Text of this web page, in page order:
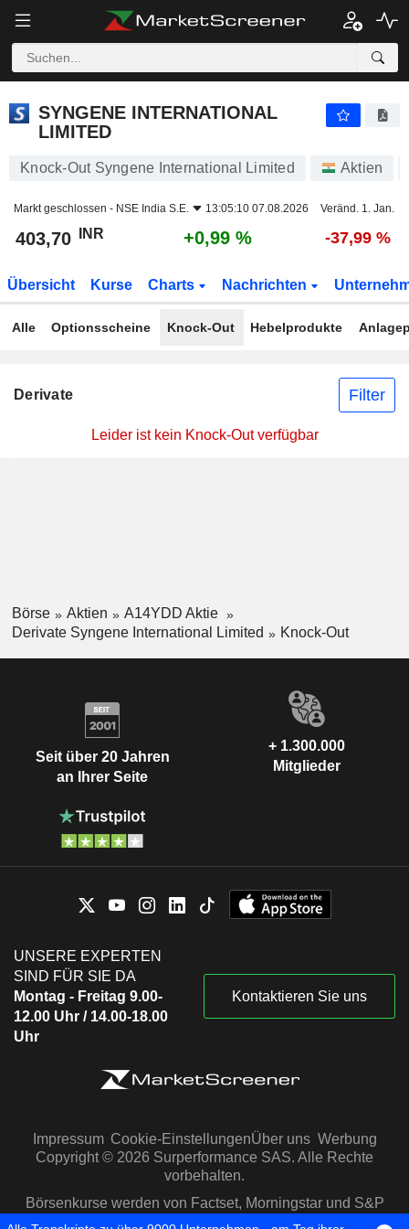
SYNGENE INTERNATIONAL
LIMITED
Knock-Out Syngene International Limited Aktien
Markt geschlossen - NSE India S.E. 13:05:10 07.08.2026 Veränd. 1. Jan.
403,70 INR +0,99 % -37,99 %
Übersicht Kurse Charts Nachrichten
Alle Optionsscheine Knock-Out Hebelprodukte
Derivate Filter
Leider ist kein Knock-Out verfügbar
Börse Aktien
A14YDD Aktie
Derivate Syngene International Limited
Knock-Out
Seit über 20 Jahren
an Ihrer Seite
+ 1.300.000
Mitglieder
UNSERE EXPERTEN
SIND FÜR SIE DA
Montag - Freitag 9.00-
12.00 Uhr / 14.00-18.00
Uhr
Kontaktieren Sie uns
Impressum Cookie-EinstellungenÜber uns Werbung
Copyright © 2026 Surperformance SAS. Alle Rechte
vorbehalten.
Börsenkurse werden von Factset, Morningstar und S&P
Capital IQ zur Verfügung gestellt